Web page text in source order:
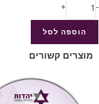
-
+
הוספה לסל
מוצרים קשורים